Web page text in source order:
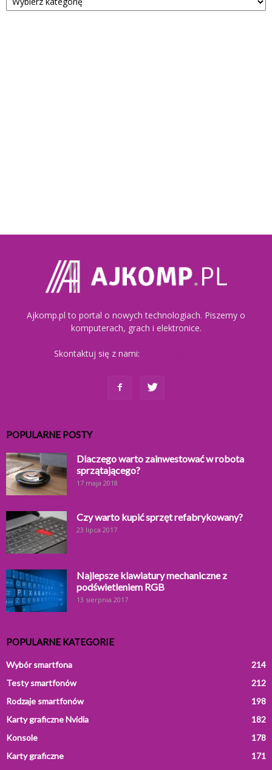
Ajkomp.pl to portal o nowych technologiach. Piszemy o
komputerach, grach i elektronice.
Skontaktuj się z nami:
POPULARNE POSTY
Dlaczego warto zainwestować w robota
sprzątającego?
17 maja 2018
Czy warto kupić sprzęt refabrykowany?
23 lipca 2017
Najlepsze klawiatury mechaniczne z
podświetleniem RGB
13 sierpnia 2017
POPULARNE KATEGORIE
Wybór smartfona
214
Testy smartfonów
212
Rodzaje smartfonów
198
Karty graficzne Nvidia
182
Konsole
178
Karty graficzne
171